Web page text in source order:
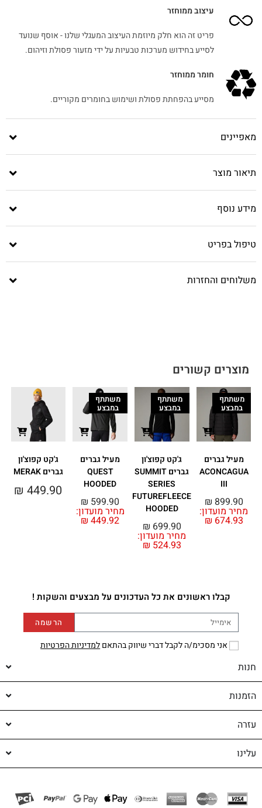
עיצוב ממוחזר
פריט זה הוא חלק מיוזמת העיצוב המעגלי שלנו - אוסף שנועד
לסייע בחידוש מערכות טבעיות על ידי מזעור פסולת וזיהום.
חומר ממוחזר
מסייע בהפחתת פסולת ושימוש בחומרים מקוריים.
מאפיינים
תיאור מוצר
מידע נוסף
טיפול בפריט
משלוחים והחזרות
מוצרים קשורים
משתתף
במבצע
מעיל גברים
ACONCAGUA
III
מחיר מועדון:
₪ 674.93
₪ 899.90
משתתף
במבצע
ג'קט קפוצ'ון
גברים SUMMIT
SERIES
FUTUREFLEECE
HOODED
מחיר מועדון:
₪ 524.93
₪ 699.90
משתתף
במבצע
מעיל גברים
QUEST
HOODED
מחיר מועדון:
₪ 449.92
₪ 599.90
ג'קט קפוצ'ון
גברים MERAK
₪ 449.90
קבלו ראשונים את כל העדכונים על מבצעים והשקות !
אני מסכימ/ה לקבל דברי שיווק בהתאםלמדיניות הפרטיות
הרשמה
חנות
הזמנות
עזרה
עלינו